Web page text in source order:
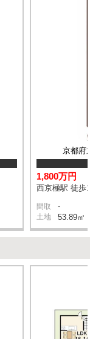
京都府
1,800万円
西京極駅 徒歩
間取 -
土地 53.89㎡